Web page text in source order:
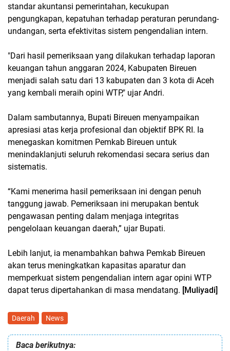
standar akuntansi pemerintahan, kecukupan
pengungkapan, kepatuhan terhadap peraturan perundang-
undangan, serta efektivitas sistem pengendalian intern.
"Dari hasil pemeriksaan yang dilakukan terhadap laporan
keuangan tahun anggaran 2024, Kabupaten Bireuen
menjadi salah satu dari 13 kabupaten dan 3 kota di Aceh
yang kembali meraih opini WTP," ujar Andri.
Dalam sambutannya, Bupati Bireuen menyampaikan
apresiasi atas kerja profesional dan objektif BPK RI. Ia
menegaskan komitmen Pemkab Bireuen untuk
menindaklanjuti seluruh rekomendasi secara serius dan
sistematis.
“Kami menerima hasil pemeriksaan ini dengan penuh
tanggung jawab. Pemeriksaan ini merupakan bentuk
pengawasan penting dalam menjaga integritas
pengelolaan keuangan daerah,” ujar Bupati.
Lebih lanjut, ia menambahkan bahwa Pemkab Bireuen
akan terus meningkatkan kapasitas aparatur dan
memperkuat sistem pengendalian intern agar opini WTP
dapat terus dipertahankan di masa mendatang. [Muliyadi]
Daerah News
Baca berikutnya: